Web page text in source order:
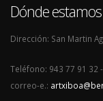
Dónde estamos
Dirección: San Martin
Teléfono: 943 77 91 32
correo-e.: